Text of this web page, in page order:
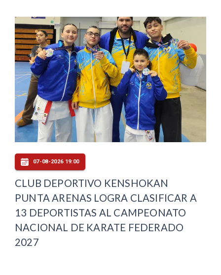
07-08-2026 19:00
CLUB DEPORTIVO KENSHOKAN
PUNTA ARENAS LOGRA CLASIFICAR A
13 DEPORTISTAS AL CAMPEONATO
NACIONAL DE KARATE FEDERADO
2027